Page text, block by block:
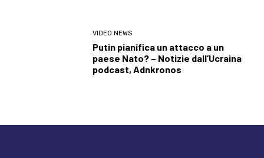
VIDEO NEWS
Putin pianifica un attacco a un
paese Nato? – Notizie dall’Ucraina
podcast, Adnkronos